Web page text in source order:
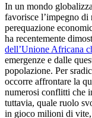
In un mondo
favorisce l’impegno
perequazione
ha recentemente
dell’Unione Africana
emergenze e dalle
popolazione. Per
occorre affrontare la
numerosi conflitti che
tuttavia, quale ruolo
in gioco milioni di vite,